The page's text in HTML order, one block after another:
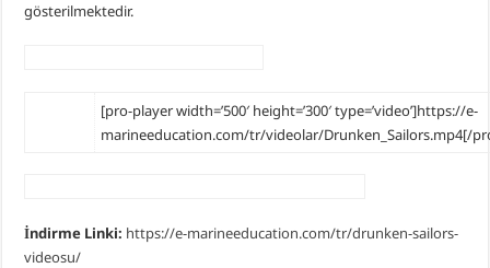
Armona Denizcilik İşletme Müdürü Kapt. Semih Falay Vefat Etti
DARGEB Denizci Gönüllüler’den Preveze Deniz Zaferi Videosu
gösterilmektedir.
[pro-player width=’500′ height=’300′ type=’video’]https://e-
marineeducation.com/tr/videolar/Drunken_Sailors.mp4[/
İndirme Linki: https://e-marineeducation.com/tr/drunken-sailors-
videosu/